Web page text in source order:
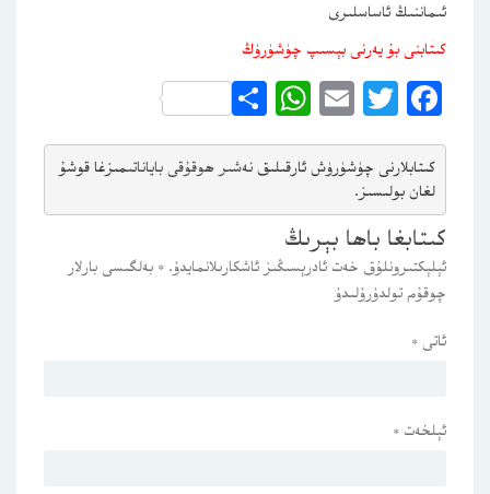
ئىماننىڭ ئاساسلىرى
كىتابنى بۇ يەرنى بېسىپ چۈشۈرۈڭ
Facebook
Twitter
Email
WhatsApp
Share
كىتابلارنى چۈشۈرۈش ئارقىلىق نەشىر ھوقۇقى باياناتىمىزغا قوشۇ
لغان بولىسىز.
كىتابغا باھا بېرىڭ
ئېلېكتىرونلۇق خەت ئادرېسىڭىز ئاشكارىلانمايدۇ. * بەلگىسى بارلار
چوقۇم تولدۇرۇلىدۇ
ئاتى *
ئېلخەت *